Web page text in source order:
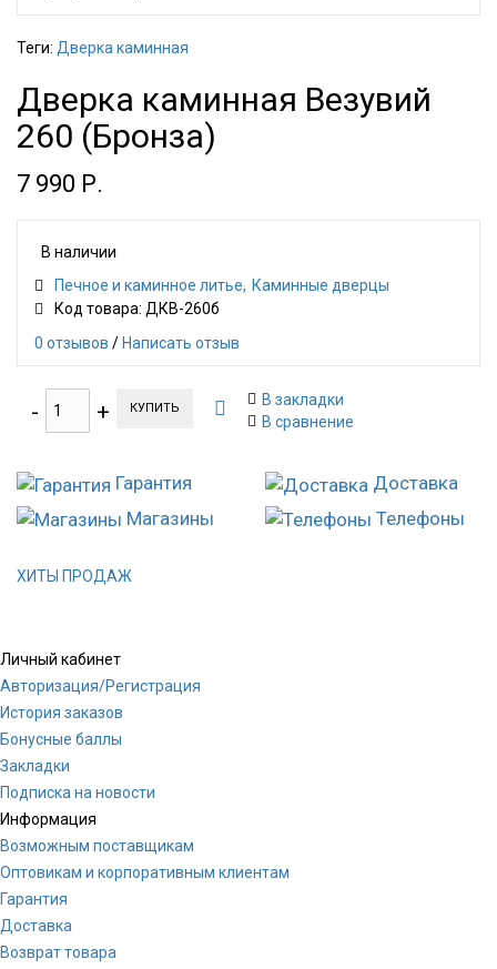
Теги: Дверка каминная
Дверка каминная Везувий
260 (Бронза)
7 990 Р.
В наличии
Печное и каминное литье
Каминные дверцы
Код товара: ДКВ-260б
0 отзывов / Написать отзыв
КУПИТЬ
В закладки
В сравнение
Гарантия
Доставка
Магазины
Телефоны
ХИТЫ ПРОДАЖ
Личный кабинет
Авторизация/Регистрация
История заказов
Бонусные баллы
Закладки
Подписка на новости
Информация
Возможным поставщикам
Оптовикам и корпоративным клиентам
Гарантия
Доставка
Возврат товара